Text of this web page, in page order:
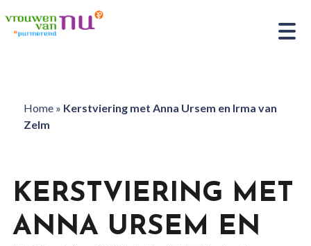
Home» Kerstviering met Anna Ursem en Irma van
Zelm
KERSTVIERING MET
ANNA URSEM EN